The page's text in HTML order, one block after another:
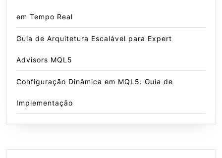
em Tempo Real
Guia de Arquitetura Escalável para Expert
Advisors MQL5
Configuração Dinâmica em MQL5: Guia de
Implementação